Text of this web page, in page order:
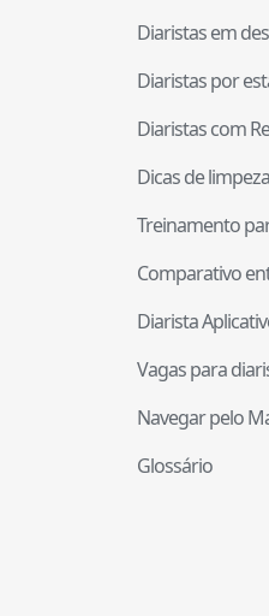
Diaristas em
Diaristas por
Diaristas com
Dicas de limpeza
Treinamento
Comparativo
Diarista
Vagas para
Navegar pelo
Glossário